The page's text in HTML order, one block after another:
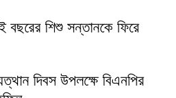
বছরের শিশু সন্তানকে ফিরে
দিবস উপলক্ষে বিএনপির